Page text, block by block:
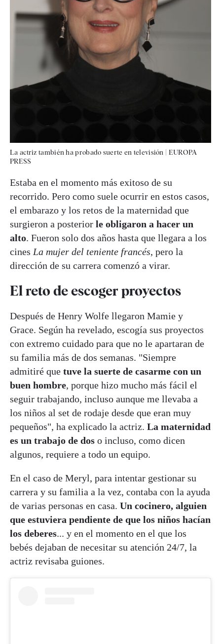
La actriz también ha probado suerte en televisión | EUROPA
PRESS
Estaba en el momento más exitoso de su
recorrido. Pero como suele ocurrir en estos casos,
el embarazo y los retos de la maternidad que
surgieron a posterior le obligaron a hacer un
alto. Fueron solo dos años hasta que llegara a los
cines La mujer del teniente francés, pero la
dirección de su carrera comenzó a virar.
El reto de escoger proyectos
Después de Henry Wolfe llegaron Mamie y
Grace. Según ha revelado, escogía sus proyectos
con extremo cuidado para que no le apartaran de
su familia más de dos semanas. "Siempre
admitiré que tuve la suerte de casarme con un
buen hombre, porque hizo mucho más fácil el
seguir trabajando, incluso aunque me llevaba a
los niños al set de rodaje desde que eran muy
pequeños", ha explicado la actriz. La maternidad
es un trabajo de dos o incluso, como dicen
algunos, requiere a todo un equipo.
En el caso de Meryl, para intentar gestionar su
carrera y su familia a la vez, contaba con la ayuda
de varias personas en casa. Un cocinero, alguien
que estuviera pendiente de que los niños hacían
los deberes... y en el momento en el que los
bebés dejaban de necesitar su atención 24/7, la
actriz revisaba guiones.